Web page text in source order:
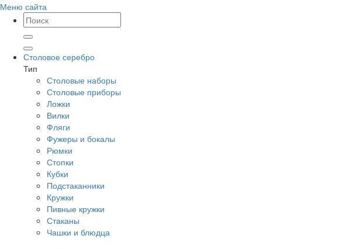
Меню сайта
Столовое серебро
Тип
Столовые наборы
Столовые приборы
Ложки
Вилки
Фляги
Фужеры и бокалы
Рюмки
Стопки
Кубки
Подстаканники
Кружки
Пивные кружки
Стаканы
Чашки и блюдца